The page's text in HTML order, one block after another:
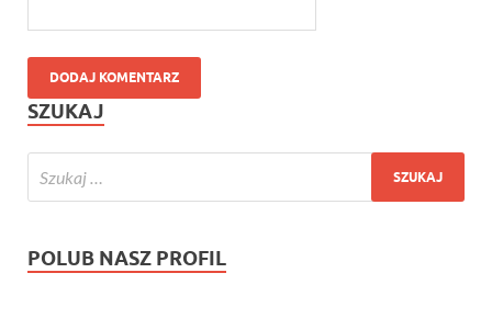
SZUKAJ
POLUB NASZ PROFIL